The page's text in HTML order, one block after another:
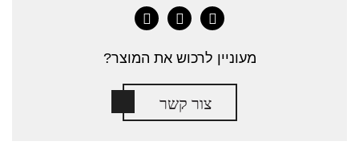
מעוניין לרכוש את המוצר?
צור קשר